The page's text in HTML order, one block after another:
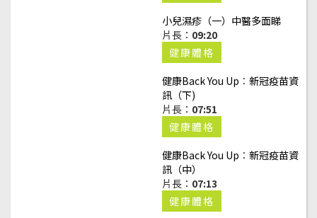
小兒濕疹（一）中醫多面睇
片長： 09:20
健康體格
健康Back You Up︰新冠疫苗資
訊（下)
片長： 07:51
健康體格
健康Back You Up︰新冠疫苗資
訊（中）
片長： 07:13
健康體格